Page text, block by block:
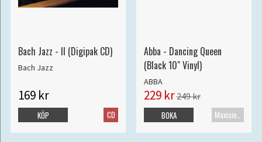
Bach Jazz - II (Digipak CD)
Bach Jazz
169 kr
CD
KÖP
Abba - Dancing Queen
(Black 10" Vinyl)
ABBA
229 kr249 kr
Maxisingel
BOKA